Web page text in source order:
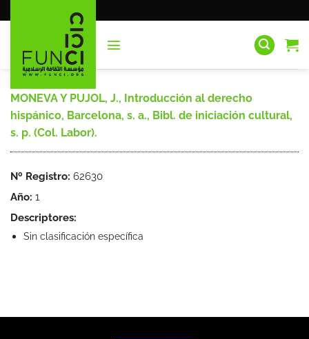
al
MONEVA Y PUJOL, J., Introducción al derecho
hispánico, Barcelona, s. a., Bibl. de iniciación cultural,
s. p. (Col. Labor).
Nº Registro: 62630
Año: 1
Descriptores:
Sin clasificación específica